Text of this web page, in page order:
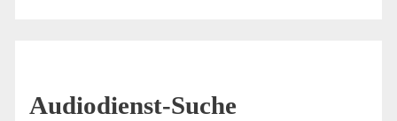
Audiodienst-Suche